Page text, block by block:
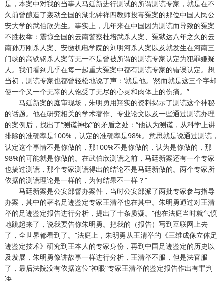
是，本案中对我的当事人马廷新进行测试的所谓测谎专家，就是在不
久前曾酿造了轰动全国的湖北钟祥四教师投毒冤案的那位中国人民公
安大学的武伯欣先生。事实上，几年来在中国因为测谎而导致的冤案
不胜枚举：震惊全国的云南警察杜培武杀人案、冤狱达八年之久的云
南孙万刚杀人案、安徽机电学院的刘明河杀人案以及就发生在河南三
门峡的高铁钢杀人案等无一不是曾被所谓的测谎专家认定为犯罪嫌疑
人。我们看到几乎在每一起重大冤案中都有测谎专家的错误认定。想
当初，测谎专家也都曾轻松地说了声：‘就是他。’然而就是这三个字却
使一个又一个无辜的人饱受了无尽的心灵和肉体上的伤痛。”
马廷新案的庭审现场，朱明勇用翔实的资料揭示了测谎这个神秘
的话题。他在研究相关的学术著作、专业论文以及一些通过测谎办理
的案例后，找出了“测谎神探”的矛盾之处：“他认为测谎，从科学上讲
排除的准确率是100%，认定的准确率是98%。意思就是说通过测谎，
认定这个事情不是你做的，那100%不是你做的，认为是你做的，那
98%的可能就是你做的。在武伯欣测谎之前，马廷新案还有一个专家
也搞过测谎，那个专家测谎得出的结论不是马廷新做的。两个专家所
依据的测谎理论是一样的，为何结果不一样？”
马廷新案是公安部督办案件，当时公安部派了两批专家参与指导
办案，其中的著名足迹鉴定专家王清举也在其中。朱明勇通过对王清
举的足迹鉴定报告进行分析，提出了十条质疑。“他在法庭当时就气愤
地跳起来了，说我要告你朱明勇。把我的（报告）写到互联网上去
了，全世界都看到了。”法庭上，朱明勇从王清举的《三维成像立体足
迹鉴定技术》研究到王本人的专家身份，再到中国足迹鉴定的历史以
及发展，朱明勇像讲故事一样进行分析，王清举不服，但是法官服
了，最后法院没有依据这位“神眼”专家王清举的鉴定报告作出有罪判
决。